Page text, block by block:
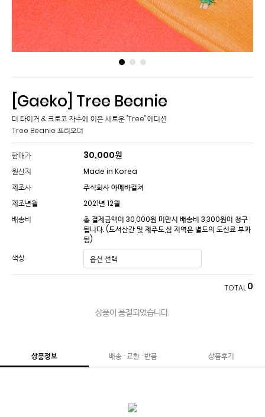
[Gaeko] Tree Beanie
더 타이거 & 크로코 자수에 이은 새로운 "Tree" 에디션
판매가 30,000원
원산지
Made in Korea
제조사
주식회사 아메바컬쳐
제조년월
2021년 12월
배송비
총 결제금액이 30,000원 미만시 배송비 3,300원이 청구
됩니다.(도서산간 및 제주도,섬 지역은 별도의 도선료 부과
됨)
색상
TOTAL0
상품이 품절되었습니다.
상품정보 배송 · 교환 · 반품 상품후기